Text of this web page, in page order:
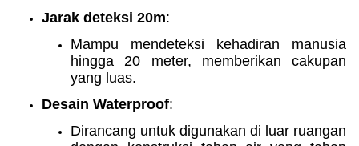
Jarak deteksi 20m:
Mampu mendeteksi kehadiran manusia
hingga 20 meter, memberikan cakupan
yang luas.
Desain Waterproof:
Dirancang untuk digunakan di luar ruangan